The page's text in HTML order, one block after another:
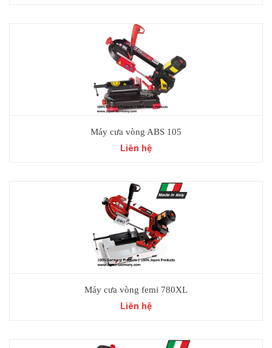
Máy cưa vòng ABS 105
Liên hệ
Máy cưa vòng femi 780XL
Liên hệ